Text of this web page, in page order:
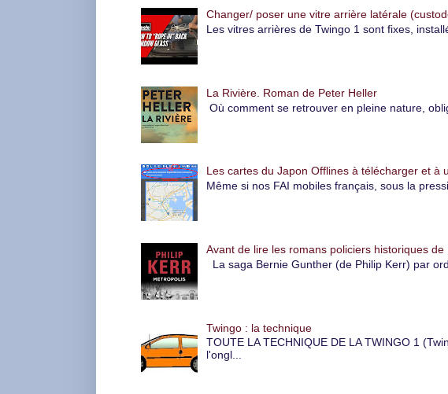
Changer/ poser une vitre arrière latérale
Les vitres arrières de Twingo 1 sont fixes,
La Rivière. Roman de Peter Heller
Où comment se retrouver en pleine nature,
Les cartes du Japon Offlines à télécharger et à
Même si nos FAI mobiles français, sous la
Avant de lire les romans policiers historiques de
La saga Bernie Gunther (de Philip Kerr) par
Twingo : la technique
TOUTE LA TECHNIQUE DE LA TWINGO 1
l'ongl...